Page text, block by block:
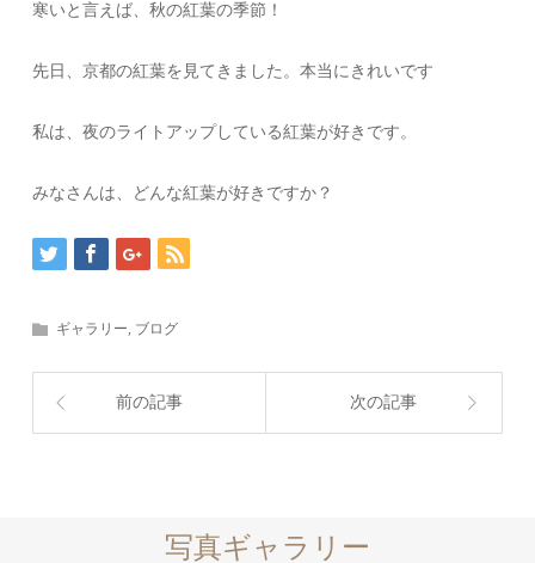
寒いと言えば、秋の紅葉の季節！
先日、京都の紅葉を見てきました。本当にきれいです
私は、夜のライトアップしている紅葉が好きです。
みなさんは、どんな紅葉が好きですか？
ギャラリー, ブログ
前の記事 次の記事
写真ギャラリー